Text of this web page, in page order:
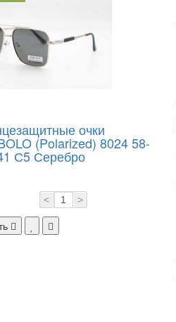
очки
(Polarized) 8024 58-
С5 Серебро
< >